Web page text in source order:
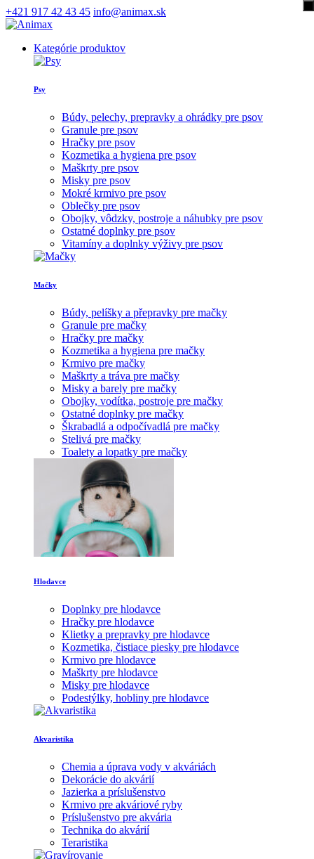
+421 917 42 43 45 info@animax.sk
Kategórie produktov
Psy
Búdy, pelechy, prepravky a ohrádky pre psov
Granule pre psov
Hračky pre psov
Kozmetika a hygiena pre psov
Maškrty pre psov
Misky pre psov
Mokré krmivo pre psov
Oblečky pre psov
Obojky, vôdzky, postroje a náhubky pre psov
Ostatné doplnky pre psov
Vitamíny a doplnky výživy pre psov
Mačky
Búdy, pelíšky a přepravky pre mačky
Granule pre mačky
Hračky pre mačky
Kozmetika a hygiena pre mačky
Krmivo pre mačky
Maškrty a tráva pre mačky
Misky a barely pre mačky
Obojky, vodítka, postroje pre mačky
Ostatné doplnky pre mačky
Škrabadlá a odpočívadlá pre mačky
Stelivá pre mačky
Toalety a lopatky pre mačky
Hlodavce
Doplnky pre hlodavce
Hračky pre hlodavce
Klietky a prepravky pre hlodavce
Kozmetika, čistiace piesky pre hlodavce
Krmivo pre hlodavce
Maškrty pre hlodavce
Misky pre hlodavce
Podestýlky, hobliny pre hlodavce
Akvaristika
Chemia a úprava vody v akváriách
Dekorácie do akvárií
Jazierka a príslušenstvo
Krmivo pre akváriové ryby
Príslušenstvo pre akvária
Technika do akvárií
Teraristika